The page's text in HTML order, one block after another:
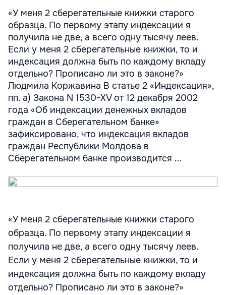
«У меня 2 сберегательные книжки старого
образца. По первому этапу индексации я
получила не две, а всего одну тысячу леев.
Если у меня 2 сберегательные книжки, то и
индексация должна быть по каждому вкладу
отдельно? Прописано ли это в законе?»
Людмила Коржавина В статье 2 «Индексация»,
пп. а) Закона N 1530-XV от 12 декабря 2002
года «Об индексации денежных вкладов
граждан в Сберегательном банке»
зафиксировано, что индексация вкладов
граждан Республики Молдова в
Сберегательном банке производится ...
«У меня 2 сберегательные книжки старого
образца. По первому этапу индексации я
получила не две, а всего одну тысячу леев.
Если у меня 2 сберегательные книжки, то и
индексация должна быть по каждому вкладу
отдельно? Прописано ли это в законе?»